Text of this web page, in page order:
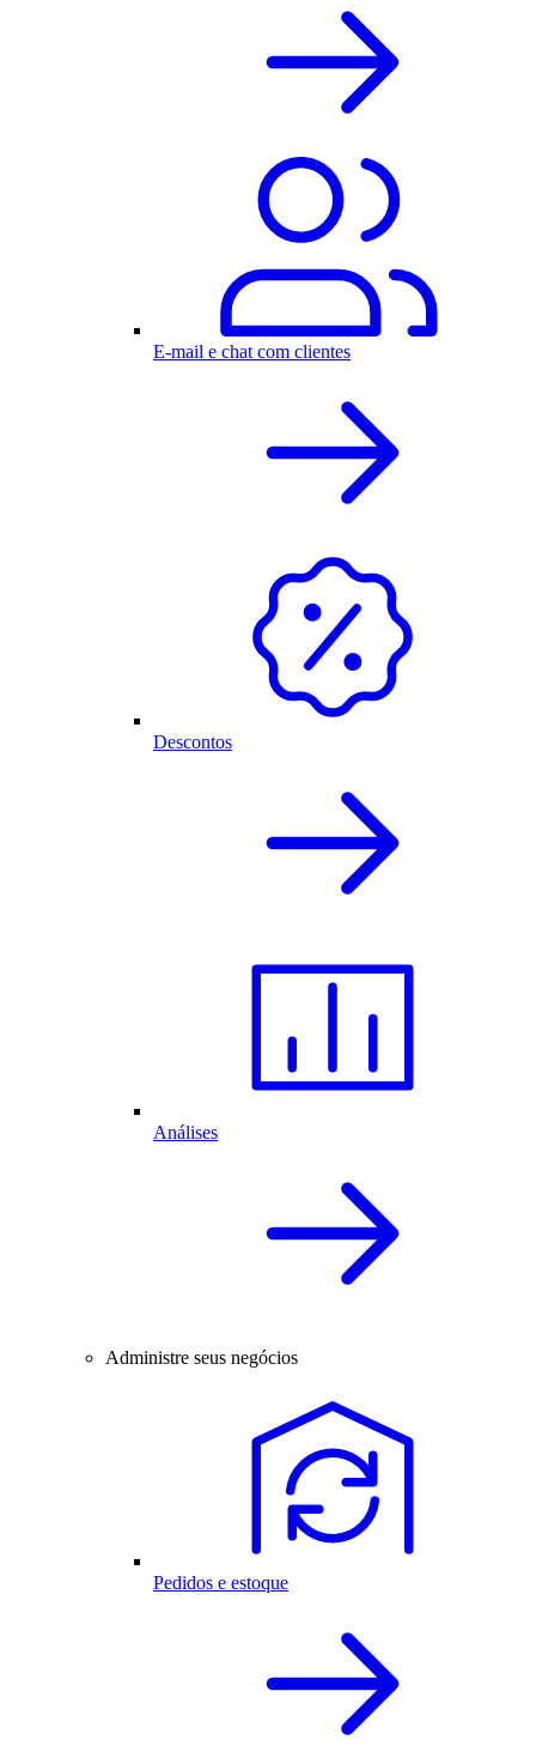
E-mail e chat com clientes
Descontos
Análises
Administre seus negócios
Pedidos e estoque